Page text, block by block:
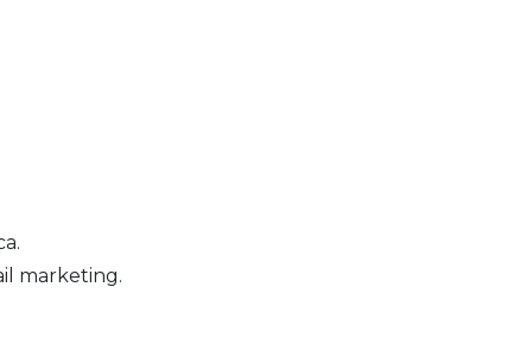
marketing.